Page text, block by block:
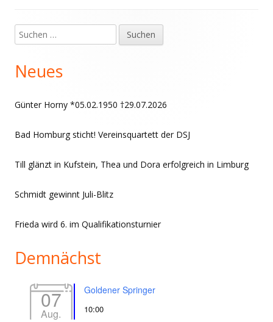
Haupt-
Seitenleiste
Suchen
nach:
Neues
Günter Horny *05.02.1950 †29.07.2026
Bad Homburg sticht! Vereinsquartett der DSJ
Till glänzt in Kufstein, Thea und Dora erfolgreich in Limburg
Schmidt gewinnt Juli-Blitz
Frieda wird 6. im Qualifikationsturnier
Demnächst
07
Aug.
Goldener Springer
10:00